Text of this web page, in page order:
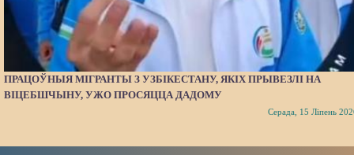
ПРАЦОЎНЫЯ МІГРАНТЫ З УЗБІКЕСТАНУ, ЯКІХ ПРЫВЕЗЛІ НА
ВІЦЕБШЧЫНУ, УЖО ПРОСЯЦЦА ДАДОМУ
Серада, 15 Ліпень